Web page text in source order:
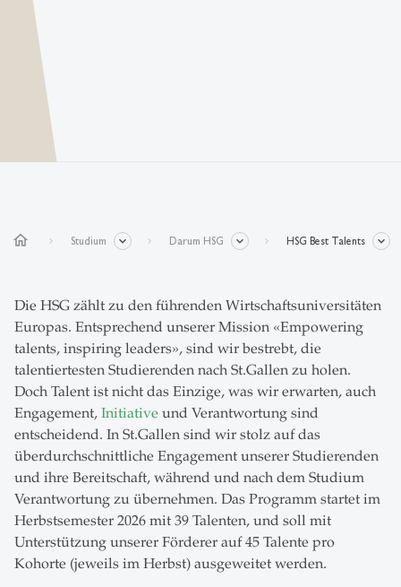
home Studium Darum HSG HSG Best Talents
Die HSG zählt zu den führenden Wirtschaftsuniversitäten
Europas. Entsprechend unserer Mission «Empowering
talents, inspiring leaders», sind wir bestrebt, die
talentiertesten Studierenden nach St.Gallen zu holen.
Doch Talent ist nicht das Einzige, was wir erwarten, auch
Engagement, Initiative und Verantwortung sind
entscheidend. In St.Gallen sind wir stolz auf das
überdurchschnittliche Engagement unserer Studierenden
und ihre Bereitschaft, während und nach dem Studium
Verantwortung zu übernehmen. Das Programm startet im
Herbstsemester 2026 mit 39 Talenten, und soll mit
Unterstützung unserer Förderer auf 45 Talente pro
Kohorte (jeweils im Herbst) ausgeweitet werden.